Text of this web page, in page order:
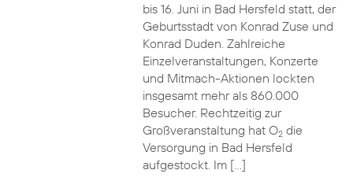
bis 16. Juni in Bad Hersfeld statt, der
Geburtsstadt von Konrad Zuse und
Konrad Duden. Zahlreiche
Einzelveranstaltungen, Konzerte
und Mitmach-Aktionen lockten
insgesamt mehr als 860.000
Besucher. Rechtzeitig zur
Großveranstaltung hat O2die
Versorgung in Bad Hersfeld
aufgestockt. Im […]